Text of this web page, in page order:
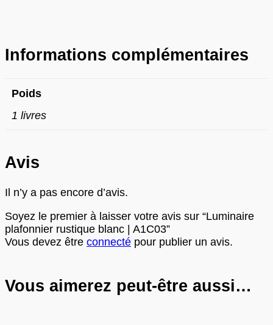
Informations complémentaires
Poids
1 livres
Avis
Il n’y a pas encore d’avis.
Soyez le premier à laisser votre avis sur “Luminaire
plafonnier rustique blanc | A1C03”
Vous devez être connecté pour publier un avis.
Vous aimerez peut-être aussi…